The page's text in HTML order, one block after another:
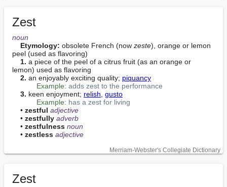
Zest
noun
Etymology: obsolete French (now zeste), orange or lemon
peel (used as flavoring)
1. a piece of the peel of a citrus fruit (as an orange or
lemon) used as flavoring
2. an enjoyably exciting quality; piquancy
Example: adds zest to the performance
3. keen enjoyment; relish gusto
Example: has a zest for living
    •
zestful adjective
    •
zestfully adverb
    •
zestfulness noun
    •
zestless adjective
Merriam-Webster's Collegiate Dictionary
Zest